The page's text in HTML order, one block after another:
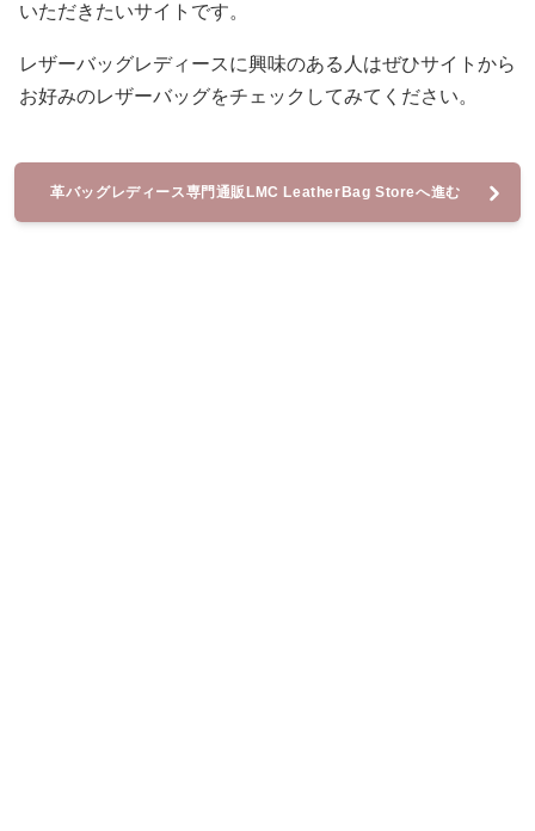
いただきたいサイトです。
レザーバッグレディースに興味のある人はぜひサイトから
お好みのレザーバッグをチェックしてみてください。
革バッグレディース専門通販LMC LeatherBag Storeへ進む